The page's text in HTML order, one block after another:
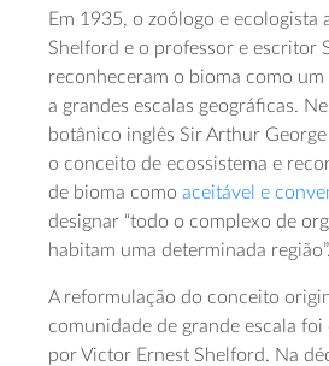
Em 1935, o zoólogo e ecologista
Shelford e o professor e escritor
reconheceram o bioma como
a grandes escalas geográficas.
botânico inglês Sir Arthur
o conceito de ecossistema e
de bioma como aceitável e
designar “todo o complexo de
habitam uma determinada região”.
A reformulação do conceito
comunidade de grande escala
por Victor Ernest Shelford. Na